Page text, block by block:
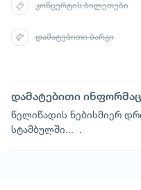
დამატებითი
წელიწადის ნებისმიერ
სტამბულში... .
კონცერტის ბილეთები
დამატებითი ბარგი